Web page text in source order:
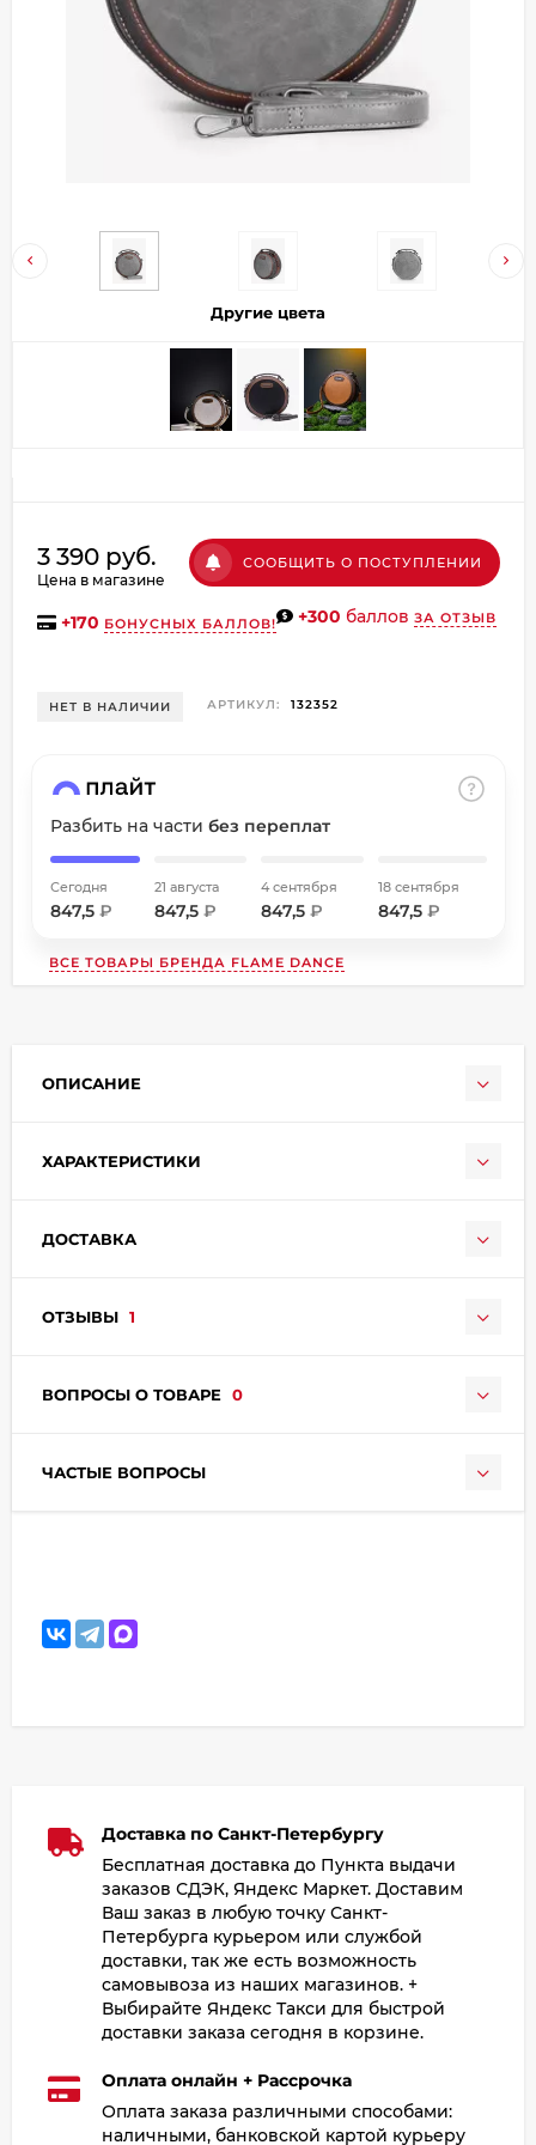
Другие цвета
3 390 руб.
Цена в магазине
СООБЩИТЬ О ПОСТУПЛЕНИИ
+170 БОНУСНЫХ БАЛЛОВ! +300 баллов ЗА ОТЗЫВ
НЕТ В НАЛИЧИИ АРТИКУЛ: 132352
Разбить на части без переплат
Сегодня
847,5 ₽
21 августа
847,5 ₽
4 сентября
847,5 ₽
18 сентября
847,5₽
ВСЕ ТОВАРЫ БРЕНДА FLAME DANCE
ОПИСАНИЕ
ХАРАКТЕРИСТИКИ
ДОСТАВКА
ОТЗЫВЫ 1
ВОПРОСЫ О ТОВАРЕ 0
ЧАСТЫЕ ВОПРОСЫ
Добавляйте товары
в корзину
Оплачивайте сегодня только
Получайте товар
выбранный способом
списываться с вашей карты
каждые 2 недели
об оплате Плайтом
25
2 недели
8 800 302-02-51
Доставка по Санкт-Петербургу
Бесплатная доставка до Пункта выдачи
заказов СДЭК, Яндекс Маркет. Доставим
Ваш заказ в любую точку Санкт-
Петербурга курьером или службой
доставки, так же есть возможность
самовывоза из наших магазинов. +
Выбирайте Яндекс Такси для быстрой
доставки заказа сегодня в корзине.
Оплата онлайн + Рассрочка
Оплата заказа различными способами:
наличными, банковской картой курьеру